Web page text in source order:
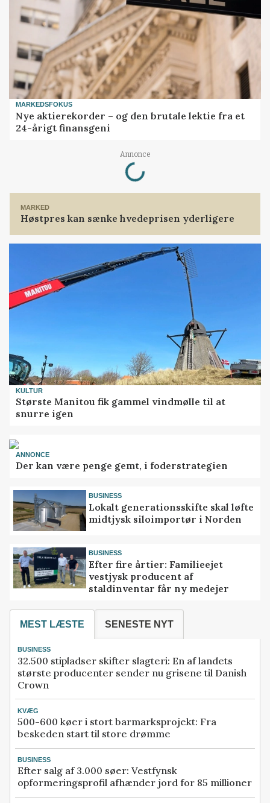
MARKEDSFOKUS
Nye aktierekorder – og den brutale lektie fra et
24-årigt finansgeni
Annonce
Loading...
MARKED
Høstpres kan sænke hvedeprisen yderligere
KULTUR
Største Manitou fik gammel vindmølle til at
snurre igen
ANNONCE
Der kan være penge gemt, i foderstrategien
BUSINESS
Lokalt generationsskifte skal løfte
midtjysk siloimportør i Norden
BUSINESS
Efter fire årtier: Familieejet
vestjysk producent af
staldinventar får ny medejer
MEST LÆSTE SENESTE NYT
BUSINESS
32.500 stipladser skifter slagteri: En af landets
største producenter sender nu grisene til Danish
Crown
KVÆG
500-600 køer i stort barmarksprojekt: Fra
beskeden start til store drømme
BUSINESS
Efter salg af 3.000 søer: Vestfynsk
opformeringsprofil afhænder jord for 85 millioner